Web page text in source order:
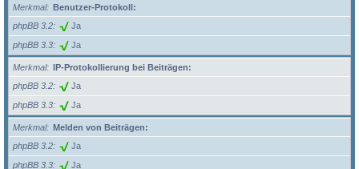
Merkmal
Benutzer-Protokoll:
phpBB 3.2
Ja
phpBB 3.3 Ja
Merkmal
IP-Protokollierung bei Beiträgen:
phpBB 3.2
Ja
phpBB 3.3 Ja
Merkmal
Melden von Beiträgen:
phpBB 3.2
Ja
phpBB 3.3 Ja